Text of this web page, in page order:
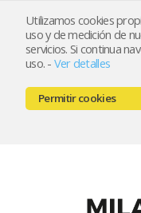
Utilizamos cookies
uso y de medición de
servicios. Si continua
uso. - Ver detalles
Permitir cookies